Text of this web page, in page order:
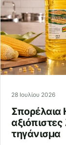
28 Ιουλίου 2026
Σπορέλαια
αξιόπιστες
τηγάνισμα